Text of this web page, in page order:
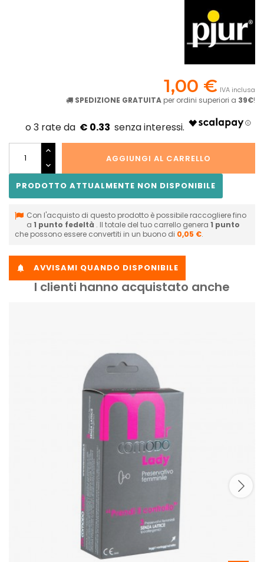
1,00 € IVA inclusa
SPEDIZIONE GRATUITA per ordini superiori a 39€!
€ 0.33
AGGIUNGI AL CARRELLO
PRODOTTO ATTUALMENTE NON DISPONIBILE
Con l'acquisto di questo prodotto è possibile raccogliere fino
a 1 punto fedeltà . Il totale del tuo carrello genera 1 punto
che possono essere convertiti in un buono di 0,05 €.
 AVVISAMI QUANDO DISPONIBILE
I clienti hanno acquistato anche